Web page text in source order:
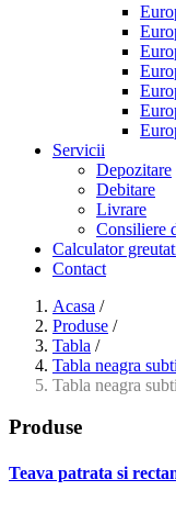
Servicii
Depozitare
Debitare
Livrare
Consiliere
Calculator
Contact
Acasa /
Produse /
Tabla /
Tabla neagra
Tabla neagra
Produse
Teava patrata si